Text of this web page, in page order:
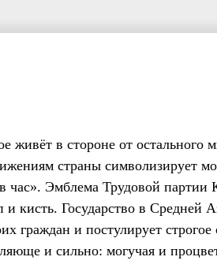
живёт в стороне от остального
страны символизирует
час». Эмблема Трудовой партии
кисть. Государство в Средней
граждан и постулирует
и сильно: могучая и